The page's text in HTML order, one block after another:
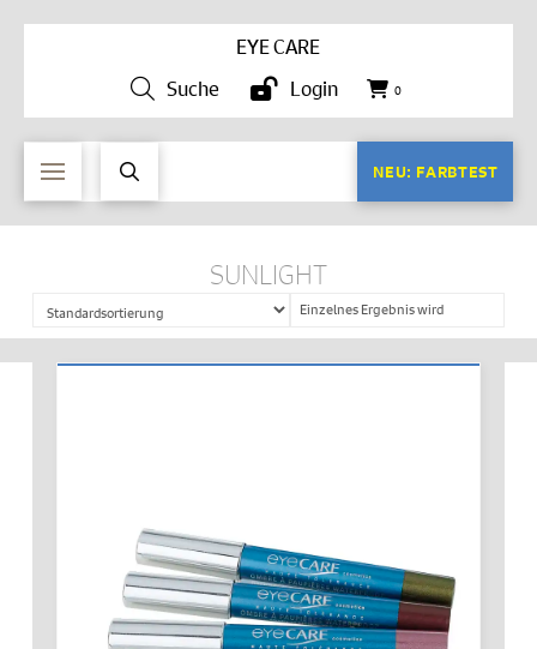
EYE CARE
Suche
Login 0
NEU: FARBTEST
SUNLIGHT
Einzelnes Ergebnis wird
angezeigt